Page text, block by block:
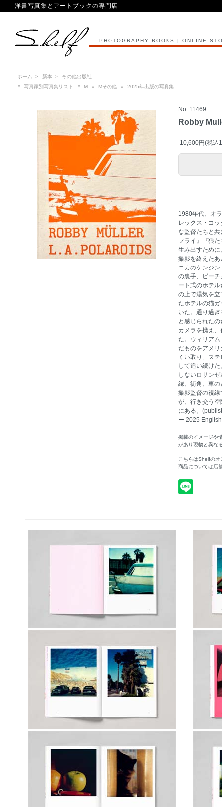
洋書写真集とアートブックの専門店
PHOTOGRAPHY BOOKS | ONLINE
ホーム > 新本 >
その他出版社
＃
写真家別写真集リスト ＃ M＃ Mその他＃ 2025年出版の写真集
No. 11469
Robby
10,600円(税込
1980年代、オ
レックス・コ
な監督たちと
フライ』『狼
生み出すために
撮影を終えたあ
ニカのケンジ
の裏手、ビーチ
ート式のホテ
の上で湯気を立
たホテルの猫
いた。通り過
と感じられた
カメラを携え
た。ウィリア
だものをアメ
くい取り、ス
して追い続け
しないロサン
縁、街角、車の
撮影監督の視線
が、行き交う空
にある。
ー 2025 English
掲載のイメージや
があり現物と異な
こちらはShelfのオ
商品については店